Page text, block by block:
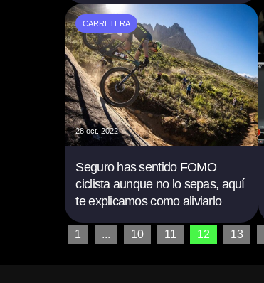
CARRETERA
28 oct. 2022
Seguro has sentido FOMO
ciclista aunque no lo sepas, aquí
te explicamos como aliviarlo
1 ... 10 11 12 13